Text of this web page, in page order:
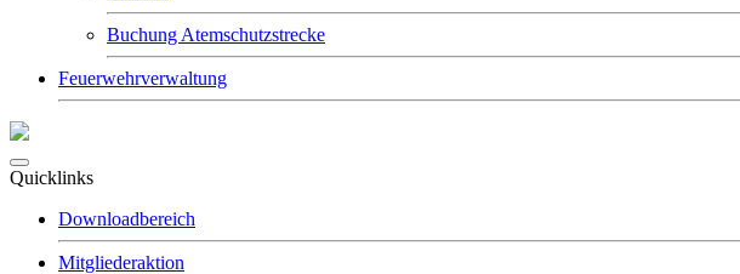
Buchung Atemschutzstrecke
Feuerwehrverwaltung
Quicklinks
Downloadbereich
Mitgliederaktion